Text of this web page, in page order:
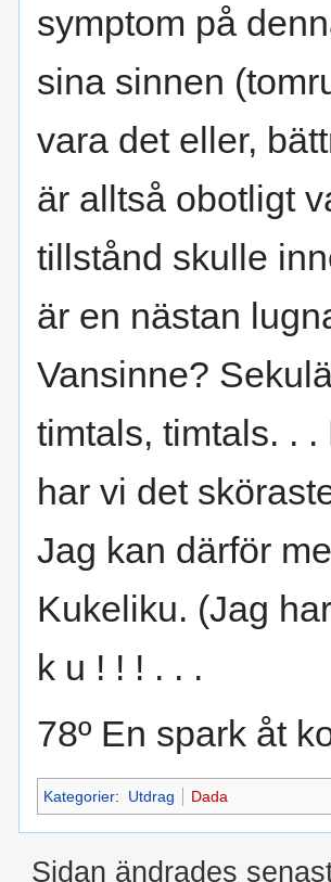
symptom på
sina sinnen
vara det eller,
är alltså obotligt
tillstånd skulle
är en nästan
Vansinne?
timtals, timtals. .
har vi det
Jag kan därför
Kukeliku. (Jag
k u ! ! ! . . .
78º En spark åt
Kategorier: Utdrag Dada
Sidan ändrades